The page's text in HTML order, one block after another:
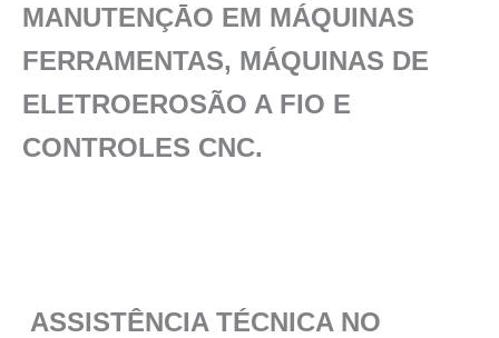
MANUTENÇĀO EM MÁQUINAS
FERRAMENTAS, MÁQUINAS DE
ELETROEROSÃO A FIO E
CONTROLES CNC.
ASSISTÊNCIA TÉCNICA NO